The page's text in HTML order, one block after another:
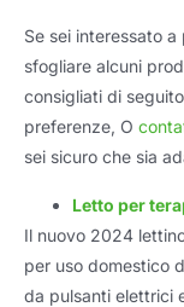
Se sei interessato
sfogliare alcuni
consigliati di
preferenze, O
sei sicuro che sia
Letto per
Il nuovo 2024
per uso domestico
da pulsanti elettrici